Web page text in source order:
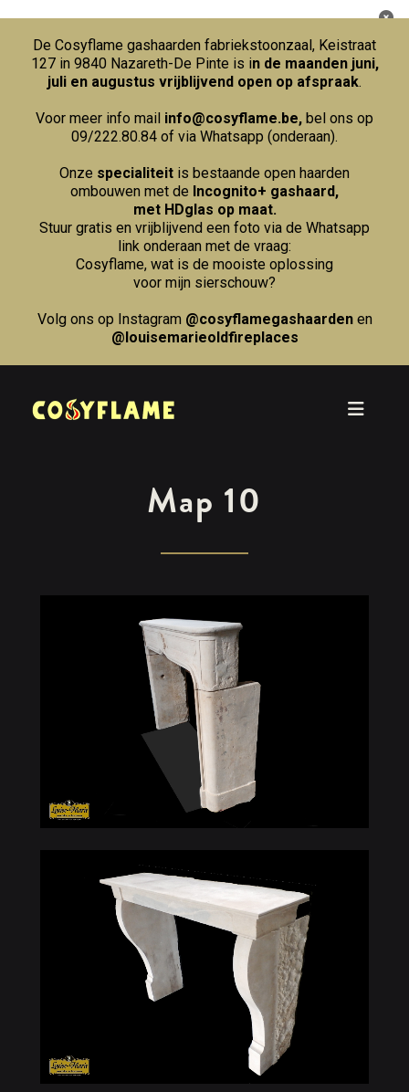
De Cosyflame gashaarden fabriekstoonzaal, Keistraat
127 in 9840 Nazareth-De Pinte is in de maanden juni,
juli en augustus vrijblijvend open op afspraak.
Voor meer info mail info@cosyflame.be, bel ons op
09/222.80.84 of via Whatsapp (onderaan).
Onze specialiteit is bestaande open haarden
ombouwen met de Incognito+ gashaard,
met HDglas op maat.
Stuur gratis en vrijblijvend een foto via de Whatsapp
link onderaan met de vraag:
Cosyflame, wat is de mooiste oplossing
voor mijn sierschouw?
Volg ons op Instagram @cosyflamegashaardenen
@louisemarieoldfireplaces
Map 10